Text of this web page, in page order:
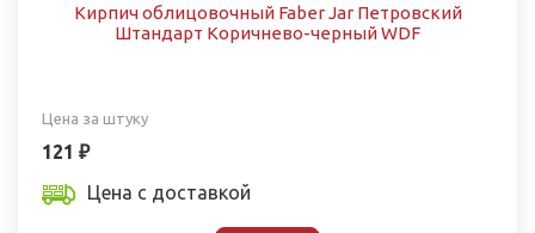
Кирпич облицовочный Faber Jar Петровский
Штандарт Коричнево-черный WDF
Цена за штуку
121 ₽
Цена с доставкой